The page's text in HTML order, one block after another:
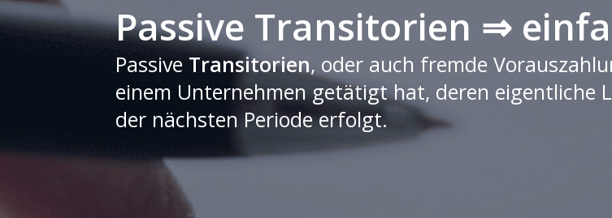
Passive Transitorien ⇒
Passive Transitorien, oder auch fremde
einem Unternehmen getätigt hat, deren eigentliche
der nächsten Periode erfolgt.